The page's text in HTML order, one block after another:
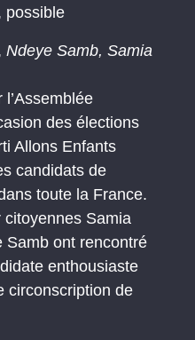
possible
Ndeye Samb, Samia
des élections
Allons Enfants
candidats de
toute la France.
Samia
Samb ont rencontré
enthousiaste
circonscription de